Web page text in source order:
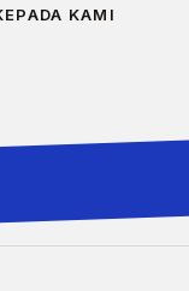
KAMI